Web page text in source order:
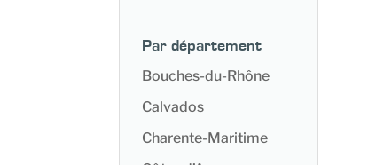
Par département
Bouches-du-Rhône
Calvados
Charente-Maritime